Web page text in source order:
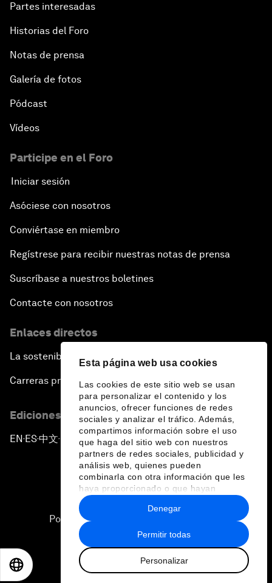
Esta página web usa cookies
Las cookies de este sitio web se usan
para personalizar el contenido y los
anuncios, ofrecer funciones de redes
sociales y analizar el tráfico. Además,
compartimos información sobre el uso
que haga del sitio web con nuestros
partners de redes sociales, publicidad y
análisis web, quienes pueden
combinarla con otra información que les
haya proporcionado o que hayan
recopilado a partir del uso que haya
hecho de sus servicios.
Permitir todas
Personalizar
Denegar
Partes interesadas
Historias del Foro
Notas de prensa
Galería de fotos
Pódcast
Vídeos
Participe en el Foro
Iniciar sesión
Asóciese con nosotros
Conviértase en miembro
Regístrese para recibir nuestras notas de prensa
Suscríbase a nuestros boletines
Contacte con nosotros
Enlaces directos
La sostenibilidad en el Foro
Carreras profesionales
Ediciones en otros idiomas
EN ▪ES▪中文▪ 日本語
Política de privacidad y normas de uso
Sitemap
2026 Foro Económico Mundial